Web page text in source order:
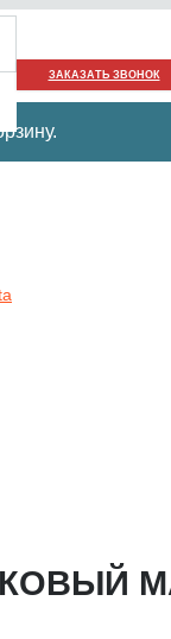
ЗАКАЗАТЬ ЗВОНОК